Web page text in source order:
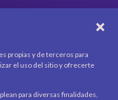
propias y de terceros para
el uso del sitio y ofrecerte
para diversas finalidades,